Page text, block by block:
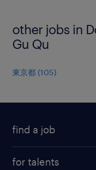
other jobs in
Gu Qu
東京都 (105)
find a job
for talents